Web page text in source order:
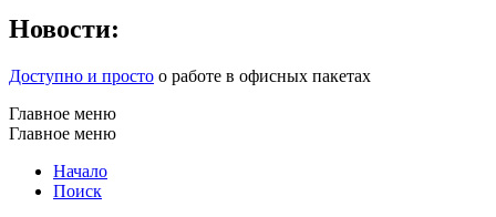
Новости:
Доступно и просто о работе в офисных пакетах
Главное меню
Главное меню
Начало
Поиск